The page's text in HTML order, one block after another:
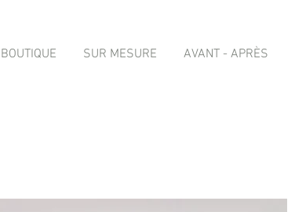
BOUTIQUE SUR MESURE AVANT - APRÈS